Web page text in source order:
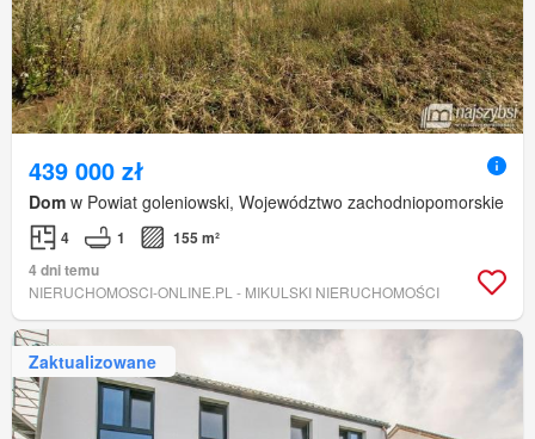
439 000 zł
Dom w Powiat goleniowski, Województwo zachodniopomorskie
4 1
155 m²
4 dni temu
NIERUCHOMOSCI-ONLINE.PL - MIKULSKI NIERUCHOMOŚCI
Zaktualizowane